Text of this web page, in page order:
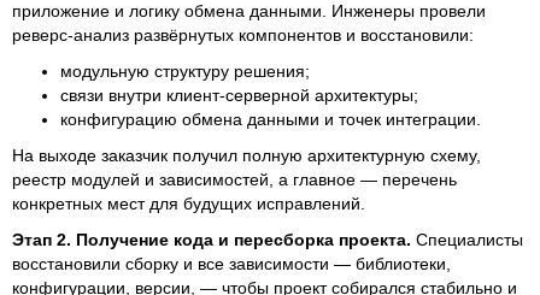
приложение и логику обмена данными. Инженеры провели
реверс-анализ развёрнутых компонентов и восстановили:
модульную структуру решения;
связи внутри клиент-серверной архитектуры;
конфигурацию обмена данными и точек интеграции.
На выходе заказчик получил полную архитектурную схему,
реестр модулей и зависимостей, а главное — перечень
конкретных мест для будущих исправлений.
Этап 2. Получение кода и пересборка проекта. Специалисты
восстановили сборку и все зависимости — библиотеки,
конфигурации, версии, — чтобы проект собирался стабильно и